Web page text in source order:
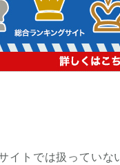
イトでは扱っていな